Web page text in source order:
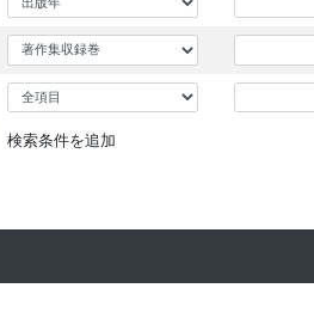
検索条件を追加